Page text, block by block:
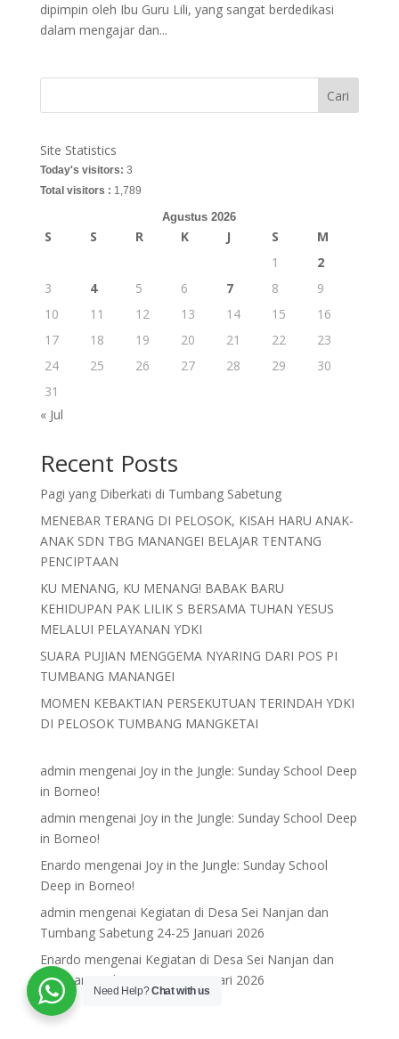
dipimpin oleh Ibu Guru Lili, yang sangat berdedikasi
dalam mengajar dan...
Cari
Site Statistics
Today's visitors: 3
Total visitors : 1,789
Agustus 2026
S S R K J S
M
1
2
3
4 5 6 7 8
9
10
11 12 13 14 15
16
17
18 19 20 21 22
23
24
25 26 27 28 29
30
31
« Jul
Recent Posts
Pagi yang Diberkati di Tumbang Sabetung
MENEBAR TERANG DI PELOSOK, KISAH HARU ANAK-
ANAK SDN TBG MANANGEI BELAJAR TENTANG
PENCIPTAAN
KU MENANG, KU MENANG! BABAK BARU
KEHIDUPAN PAK LILIK S BERSAMA TUHAN YESUS
MELALUI PELAYANAN YDKI
SUARA PUJIAN MENGGEMA NYARING DARI POS PI
TUMBANG MANANGEI
MOMEN KEBAKTIAN PERSEKUTUAN TERINDAH YDKI
DI PELOSOK TUMBANG MANGKETAI
admin mengenai Joy in the Jungle: Sunday School Deep
in Borneo!
admin mengenai Joy in the Jungle: Sunday School Deep
in Borneo!
Enardo mengenai Joy in the Jungle: Sunday School
Deep in Borneo!
admin mengenai Kegiatan di Desa Sei Nanjan dan
Tumbang Sabetung 24-25 Januari 2026
Enardo mengenai Kegiatan di Desa Sei Nanjan dan
Tumbang Sabetung 24-25 Januari 2026
Need Help?Chat with us